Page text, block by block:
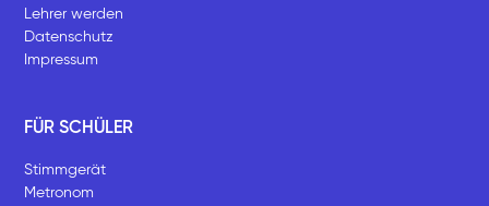
Lehrer werden
Datenschutz
Impressum
FÜR SCHÜLER
Stimmgerät
Metronom